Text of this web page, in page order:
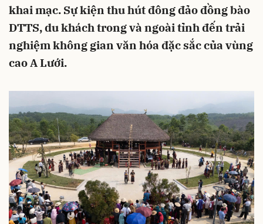
khai mạc. Sự kiện thu hút đông đảo đồng bào
DTTS, du khách trong và ngoài tỉnh đến trải
nghiệm không gian văn hóa đặc sắc của vùng
cao A Lưới.